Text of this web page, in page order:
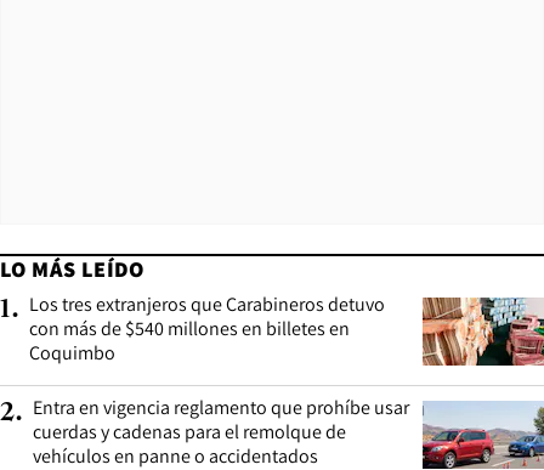
LO MÁS LEÍDO
1. Los tres extranjeros que Carabineros detuvo
con más de $540 millones en billetes en
Coquimbo
2. Entra en vigencia reglamento que prohíbe usar
cuerdas y cadenas para el remolque de
vehículos en panne o accidentados